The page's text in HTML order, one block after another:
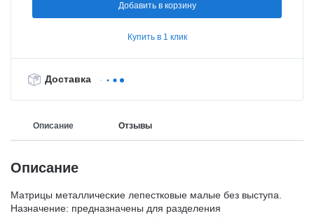
Добавить в корзину
Купить в 1 клик
Доставка
Описание Отзывы
Описание
Матрицы металлические лепестковые малые без выступа.
Назначение: предназначены для разделения